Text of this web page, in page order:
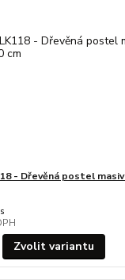
- Dřevěná postel
Zvolit variantu